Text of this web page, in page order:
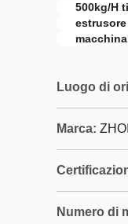
500kg/H
Luogo di
Marca:
Numero di